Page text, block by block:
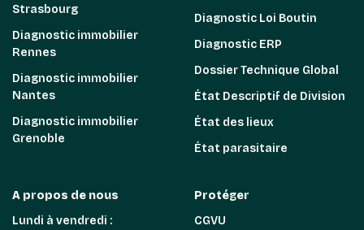
Strasbourg
Diagnostic immobilier
Rennes
Diagnostic immobilier
Nantes
Diagnostic immobilier
Grenoble
Diagnostic Loi Boutin
Diagnostic ERP
Dossier Technique Global
État Descriptif de Division
État des lieux
État parasitaire
A propos de nous
Lundi à vendredi :
Protéger
CGVU